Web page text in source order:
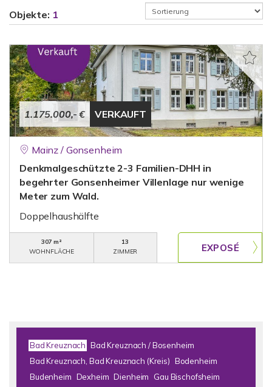
Objekte: 1
1.175.000,- € VERKAUFT
Mainz / Gonsenheim
Denkmalgeschützte 2-3 Familien-DHH in
begehrter Gonsenheimer Villenlage nur wenige
Meter zum Wald.
Doppelhaushälfte
307 m²
WOHNFLÄCHE
13
ZIMMER
Bad Kreuznach Bad Kreuznach / Bosenheim
Bad Kreuznach, Bad Kreuznach (Kreis) Bodenheim
Budenheim Dexheim Dienheim
Gau Bischofsheim